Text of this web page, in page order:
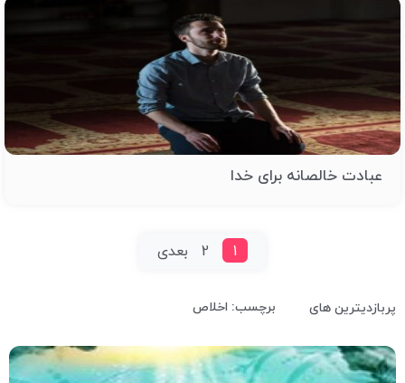
عبادت خالصانه برای خدا
بعدی
پربازدیترین های برچسب: اخلاص